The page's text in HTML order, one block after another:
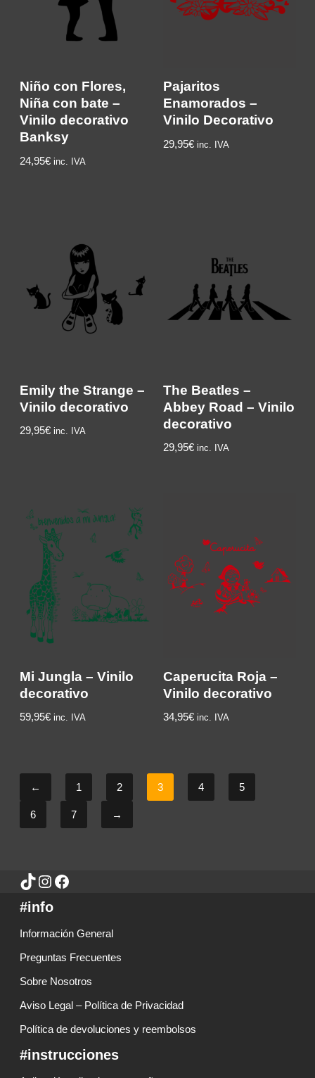
Niño con Flores,
Niña con bate –
Vinilo decorativo
Banksy
24,95€ inc. IVA
Pajaritos
Enamorados –
Vinilo Decorativo
29,95€ inc. IVA
Emily the Strange –
Vinilo decorativo
29,95€ inc. IVA
The Beatles –
Abbey Road – Vinilo
decorativo
29,95€ inc. IVA
Mi Jungla – Vinilo
decorativo
59,95€ inc. IVA
Caperucita Roja –
Vinilo decorativo
34,95€ inc. IVA
← 1 2 3 4 5
6 7 →
#info
Información General
Preguntas Frecuentes
Sobre Nosotros
Aviso Legal – Política de Privacidad
Política de devoluciones y reembolsos
#instrucciones